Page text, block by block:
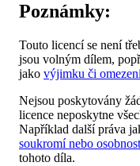
Poznámky:
Touto licencí se není
jsou volným dílem,
jako výjimku či
Nejsou poskytovány
licence neposkytne
Například další práva
soukromí nebo
tohoto díla.